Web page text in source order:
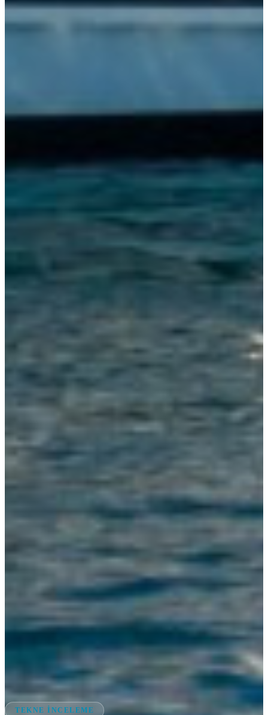
TEKNE İNCELEME